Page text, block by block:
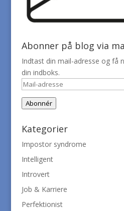
Abonner på blog via
Indtast din mail-adresse og få
din indboks.
Mail-
adresse
Abonnér
Kategorier
Impostor syndrome
Intelligent
Introvert
Job & Karriere
Perfektionist